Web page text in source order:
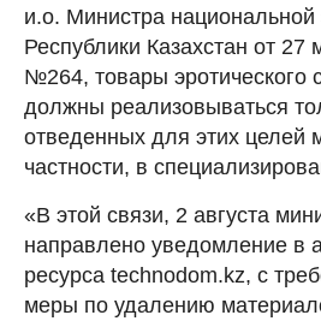
и.о. Министра национальной
Республики Казахстан от 27
№264, товары эротического
должны реализовываться
отведенных для этих целей
частности, в
«В этой связи, 2 августа
направлено уведомление в
ресурса technodom.kz, с
меры по удалению